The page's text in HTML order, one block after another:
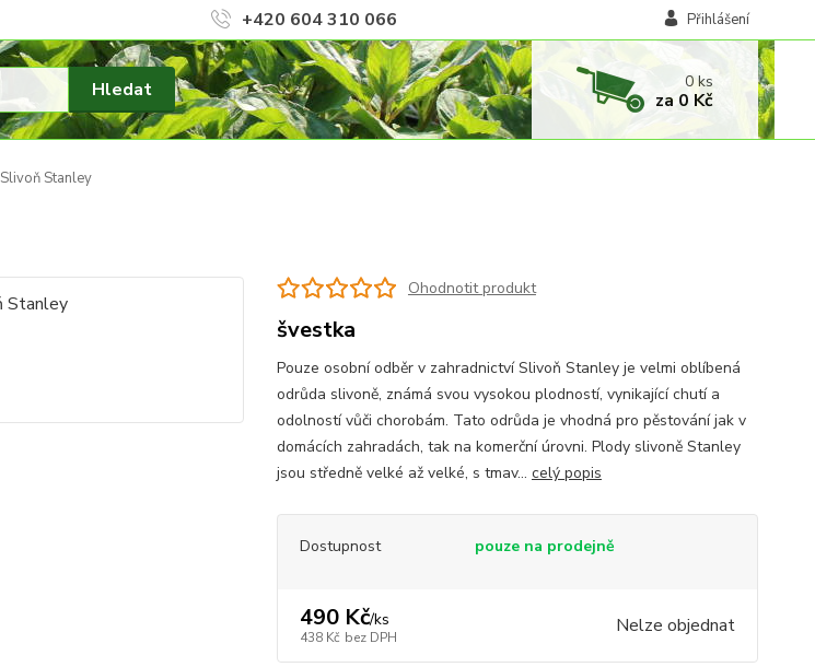
Přihlášení
Hledat
+420 604 310 066
0ks
za 0 Kč
Slivoň Stanley
Ohodnotit produkt
švestka
Pouze osobní odběr v zahradnictví Slivoň Stanley je velmi oblíbená
odrůda slivoně, známá svou vysokou plodností, vynikající chutí a
odolností vůči chorobám. Tato odrůda je vhodná pro pěstování jak v
domácích zahradách, tak na komerční úrovni. Plody slivoně Stanley
jsou středně velké až velké, s tmav... celý popis
Dostupnost pouze na prodejně
490 Kč/ks
438 Kč bez DPH Nelze objednat